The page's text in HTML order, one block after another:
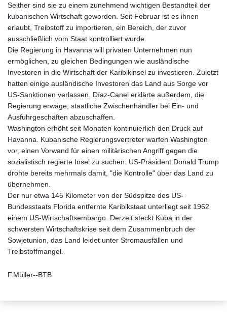
Seither sind sie zu einem zunehmend wichtigen Bestandteil der
kubanischen Wirtschaft geworden. Seit Februar ist es ihnen
erlaubt, Treibstoff zu importieren, ein Bereich, der zuvor
ausschließlich vom Staat kontrolliert wurde.
Die Regierung in Havanna will privaten Unternehmen nun
ermöglichen, zu gleichen Bedingungen wie ausländische
Investoren in die Wirtschaft der Karibikinsel zu investieren. Zuletzt
hatten einige ausländische Investoren das Land aus Sorge vor
US-Sanktionen verlassen. Díaz-Canel erklärte außerdem, die
Regierung erwäge, staatliche Zwischenhändler bei Ein- und
Ausfuhrgeschäften abzuschaffen.
Washington erhöht seit Monaten kontinuierlich den Druck auf
Havanna. Kubanische Regierungsvertreter warfen Washington
vor, einen Vorwand für einen militärischen Angriff gegen die
sozialistisch regierte Insel zu suchen. US-Präsident Donald Trump
drohte bereits mehrmals damit, "die Kontrolle" über das Land zu
übernehmen.
Der nur etwa 145 Kilometer von der Südspitze des US-
Bundesstaats Florida entfernte Karibikstaat unterliegt seit 1962
einem US-Wirtschaftsembargo. Derzeit steckt Kuba in der
schwersten Wirtschaftskrise seit dem Zusammenbruch der
Sowjetunion, das Land leidet unter Stromausfällen und
Treibstoffmangel.
F.Müller--BTB